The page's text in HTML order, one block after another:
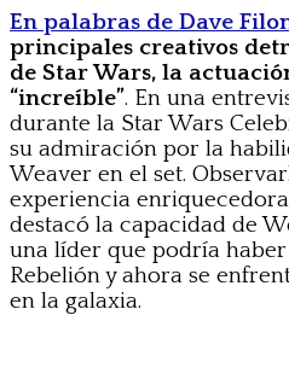
En palabras de Dave
principales creativos
de Star Wars, la
“increíble”. En una
durante la Star Wars
su admiración por la
Weaver en el set.
experiencia
destacó la capacidad de
una líder que podría
Rebelión y ahora se
en la galaxia.